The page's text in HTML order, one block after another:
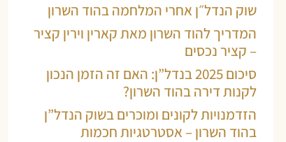
שוק הנדל״ן אחרי המלחמה בהוד השרון
המדריך להוד השרון מאת קארין וירין קציר
– קציר נכסים
סיכום 2025 בנדל”ן: האם זה הזמן הנכון
לקנות דירה בהוד השרון?
הזדמנויות לקונים ומוכרים בשוק הנדל”ן
בהוד השרון – אסטרטגיות חכמות